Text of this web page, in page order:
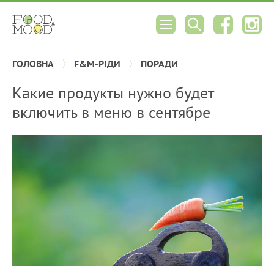
ГОЛОВНА F&M-РІДИ ПОРАДИ
Какие продукты нужно будет
включить в меню в сентябре